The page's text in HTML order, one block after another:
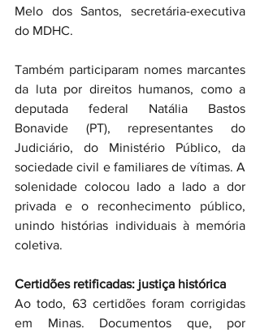
Melo dos Santos, secretária-executiva
do MDHC.
Também participaram nomes marcantes
da luta por direitos humanos, como a
deputada federal Natália Bastos
Bonavide (PT), representantes do
Judiciário, do Ministério Público, da
sociedade civil e familiares de vítimas. A
solenidade colocou lado a lado a dor
privada e o reconhecimento público,
unindo histórias individuais à memória
coletiva.
Certidões retificadas: justiça histórica
Ao todo, 63 certidões foram corrigidas
em Minas. Documentos que, por